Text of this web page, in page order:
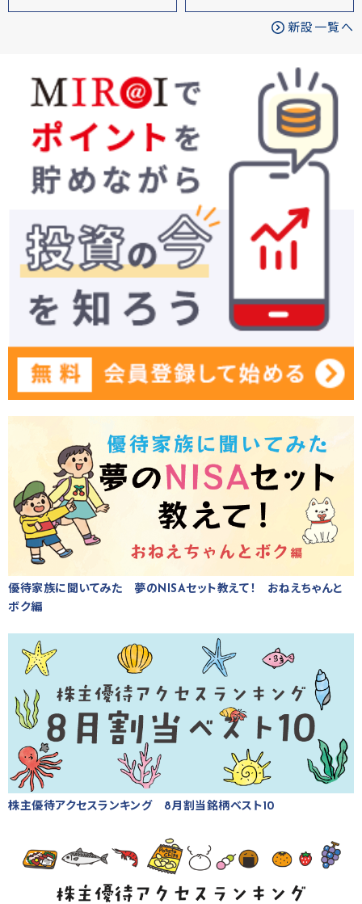
新設一覧へ
優待家族に聞いてみた 夢のNISAセット教えて！ おねえちゃんと
ボク編
株主優待アクセスランキング 8月割当銘柄ベスト10